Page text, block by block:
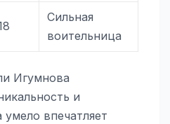
Сильная
воительница
Игумнова
и
впечатляет